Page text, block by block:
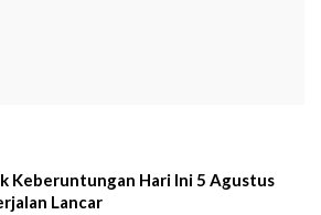
Keberuntungan Hari Ini 5 Agustus
Lancar